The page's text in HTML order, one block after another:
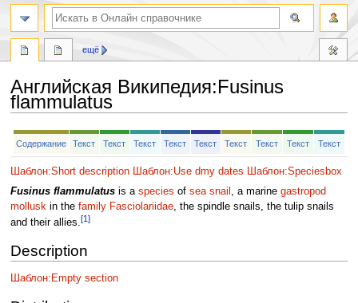
Английская Википедия:Fusinus
flammulatus
Перейти
Перейти
Содержание Текст Текст Текст Текст Текст Текст Текст Текст Текст
Шаблон:Short description Шаблон:Use dmy dates
Шаблон:Speciesbox
Fusinus flammulatusis a species of sea snail , a marine gastropod
molluskin the family Fasciolariidae, the spindle snails, the tulip snails
and their allies.[1]
Description
Шаблон:Empty section
ещё